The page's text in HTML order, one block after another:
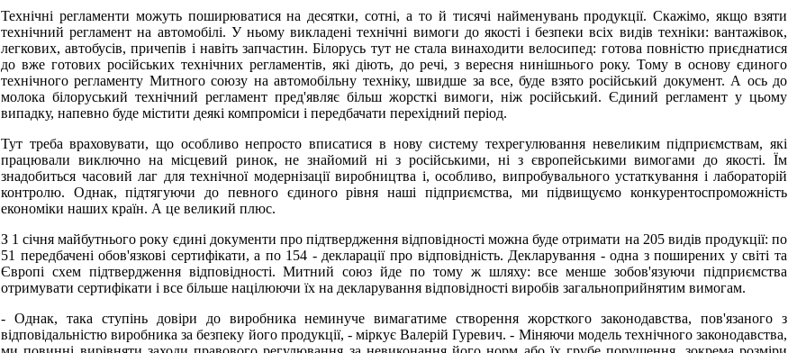
Технічні регламенти можуть поширюватися на десятки, сотні, а то й тисячі найменувань продукції. Скажімо, якщо взяти
технічний регламент на автомобілі. У ньому викладені технічні вимоги до якості і безпеки всіх видів техніки: вантажівок,
легкових, автобусів, причепів і навіть запчастин. Білорусь тут не стала винаходити велосипед: готова повністю приєднатися
до вже готових російських технічних регламентів, які діють, до речі, з вересня нинішнього року. Тому в основу єдиного
технічного регламенту Митного союзу на автомобільну техніку, швидше за все, буде взято російський документ. А ось до
молока білоруський технічний регламент пред'являє більш жорсткі вимоги, ніж російський. Єдиний регламент у цьому
випадку, напевно буде містити деякі компроміси і передбачати перехідний період.
Тут треба враховувати, що особливо непросто вписатися в нову систему техрегулювання невеликим підприємствам, які
працювали виключно на місцевий ринок, не знайомий ні з російськими, ні з європейськими вимогами до якості. Їм
знадобиться часовий лаг для технічної модернізації виробництва і, особливо, випробувального устаткування і лабораторій
контролю. Однак, підтягуючи до певного єдиного рівня наші підприємства, ми підвищуємо конкурентоспроможність
економіки наших країн. А це великий плюс.
З 1 січня майбутнього року єдині документи про підтвердження відповідності можна буде отримати на 205 видів продукції: по
51 передбачені обов'язкові сертифікати, а по 154 - декларації про відповідність. Декларування - одна з поширених у світі та
Європі схем підтвердження відповідності. Митний союз йде по тому ж шляху: все менше зобов'язуючи підприємства
отримувати сертифікати і все більше націлюючи їх на декларування відповідності виробів загальноприйнятим вимогам.
- Однак, така ступінь довіри до виробника неминуче вимагатиме створення жорсткого законодавства, пов'язаного з
відповідальністю виробника за безпеку його продукції, - міркує Валерій Гуревич. - Міняючи модель технічного законодавства,